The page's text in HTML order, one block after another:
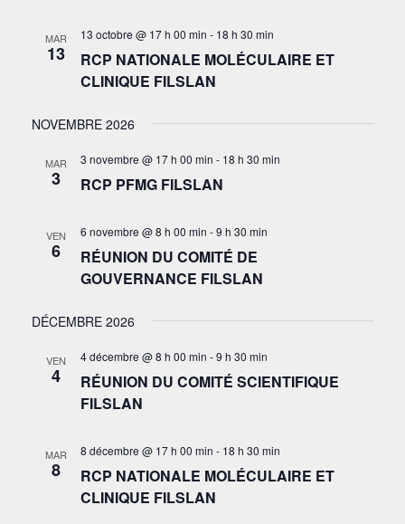
MAR
13
13 octobre @ 17 h 00 min - 18 h 30 min
RCP NATIONALE MOLÉCULAIRE ET
CLINIQUE FILSLAN
NOVEMBRE 2026
MAR
3
3 novembre @ 17 h 00 min - 18 h 30 min
RCP PFMG FILSLAN
VEN
6
6 novembre @ 8 h 00 min -9 h 30 min
RÉUNION DU COMITÉ DE
GOUVERNANCE FILSLAN
DÉCEMBRE 2026
VEN
4
4 décembre @ 8 h 00 min -9 h 30 min
RÉUNION DU COMITÉ SCIENTIFIQUE
FILSLAN
MAR
8
8 décembre @ 17 h 00 min - 18 h 30 min
RCP NATIONALE MOLÉCULAIRE ET
CLINIQUE FILSLAN